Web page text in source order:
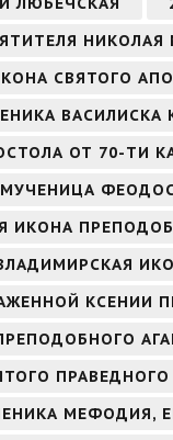
СВЯТОГО
ВАСИЛИСКА
ОТ 70-ТИ
ИКОНА
КСЕНИИ
МЕФОДИЯ,